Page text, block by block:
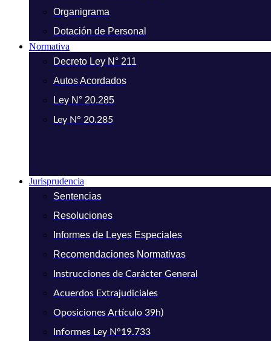
Organigrama
Dotación de Personal
Normativa
Decreto Ley N° 211
Autos Acordados
Ley N° 20.285
Ley N° 20.285
Jurisprudencia
Sentencias
Resoluciones
Informes de Leyes Especiales
Recomendaciones Normativas
Instrucciones de Carácter General
Acuerdos Extrajudiciales
Oposiciones Artículo 39h)
Informes Ley N°19.733